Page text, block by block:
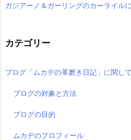
ガジアーノ＆ガーリングのカーライル
カテゴリー
ブログ「ムカデの革磨き日記」に関して
ブログの対象と方法
ブログの目的
ムカデのプロフィール